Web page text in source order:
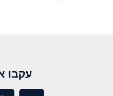
עקבו